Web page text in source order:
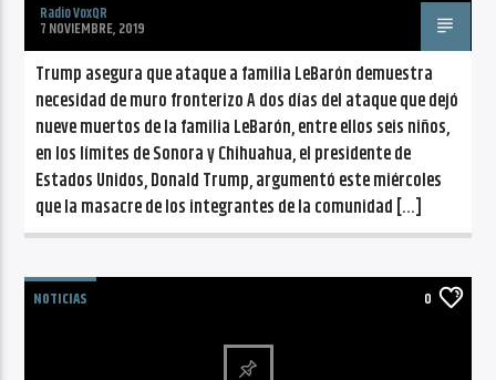
Radio VoxQR
Radio VoxQR
7 NOVIEMBRE, 2019
Trump asegura que ataque a familia LeBarón demuestra
necesidad de muro fronterizo A dos días del ataque que dejó
nueve muertos de la familia LeBarón, entre ellos seis niños,
en los límites de Sonora y Chihuahua, el presidente de
Estados Unidos, Donald Trump, argumentó este miércoles
que la masacre de los integrantes de la comunidad […]
NOTICIAS 0